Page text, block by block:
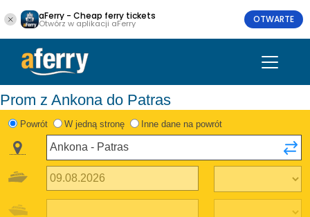
aFerry - Cheap ferry tickets
Otwórz w aplikacji aFerry OTWARTE
Prom z Ankona do Patras
Powrót W jedną stronę Inne dane na powrót